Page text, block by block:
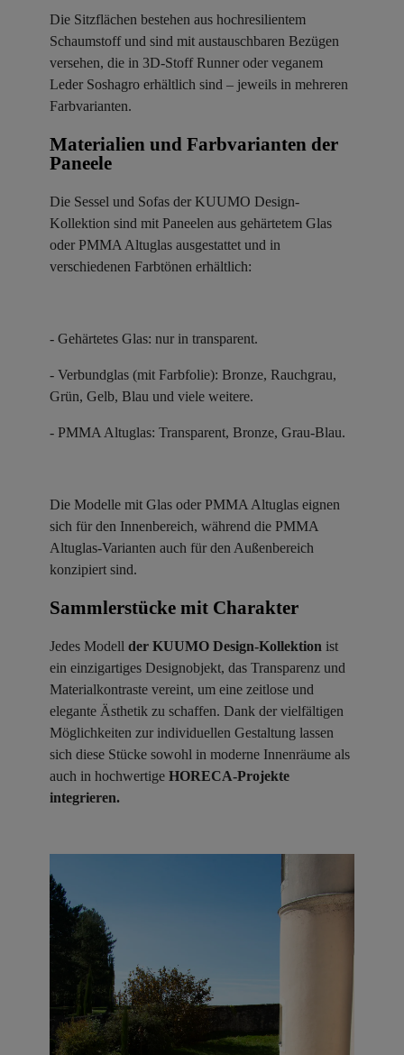
Die Sitzflächen bestehen aus hochresilientem
Schaumstoff und sind mit austauschbaren Bezügen
versehen, die in 3D-Stoff Runner oder veganem
Leder Soshagro erhältlich sind – jeweils in mehreren
Farbvarianten.
Materialien und Farbvarianten der
Paneele ​
Die Sessel und Sofas der KUUMO Design-
Kollektion sind mit Paneelen aus gehärtetem Glas
oder PMMA Altuglas ausgestattet und in
verschiedenen Farbtönen erhältlich:
- Gehärtetes Glas: nur in transparent.
- Verbundglas (mit Farbfolie): Bronze, Rauchgrau,
Grün, Gelb, Blau und viele weitere.
- PMMA Altuglas: Transparent, Bronze, Grau-Blau.
Die Modelle mit Glas oder PMMA Altuglas eignen
sich für den Innenbereich, während die PMMA
Altuglas-Varianten auch für den Außenbereich
konzipiert sind.
Sammlerstücke mit Charakter ​
Jedes Modell der KUUMO Design-Kollektion ist
ein einzigartiges Designobjekt, das Transparenz und
Materialkontraste vereint, um eine zeitlose und
elegante Ästhetik zu schaffen. Dank der vielfältigen
Möglichkeiten zur individuellen Gestaltung lassen
sich diese Stücke sowohl in moderne Innenräume als
auch in hochwertige HORECA-Projekte
integrieren.